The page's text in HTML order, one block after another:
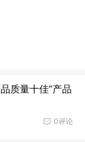
质量十佳”产品
0评论